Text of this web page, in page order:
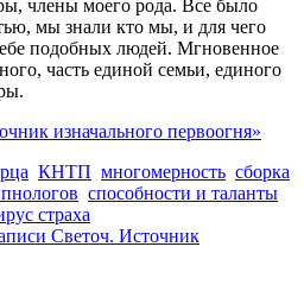
члены моего рода. Все было
мы знали кто мы, и для чего
подобных людей. Мгновенное
часть единой семьи, единого
изначального первоогня»
КНТП многомерность сборка
способности и таланты
страха
Светоч. Источник